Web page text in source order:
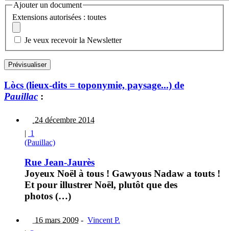
Ajouter un document
Extensions autorisées : toutes
Je veux recevoir la Newsletter
Lòcs (lieux-dits = toponymie, paysage...) de
Pauillac :
24 décembre 2014
| 1
(Pauillac)
Rue Jean-Jaurès
Joyeux Noël à tous ! Gawyous Nadaw a touts !
Et pour illustrer Noël, plutôt que des
photos (…)
16 mars 2009 - Vincent P.